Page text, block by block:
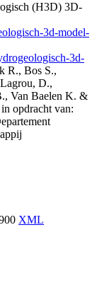
(H3D) 3D-
3d-model-
3d-
R., Bos S.,
D.,
Van Baelen K. &
opdracht van:
XML